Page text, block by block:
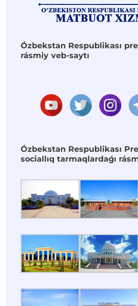
Ózbekstan Respublikası
rásmiy veb-saytı
Ózbekstan Respublikası
sociallıq tarmaqlardaǵı